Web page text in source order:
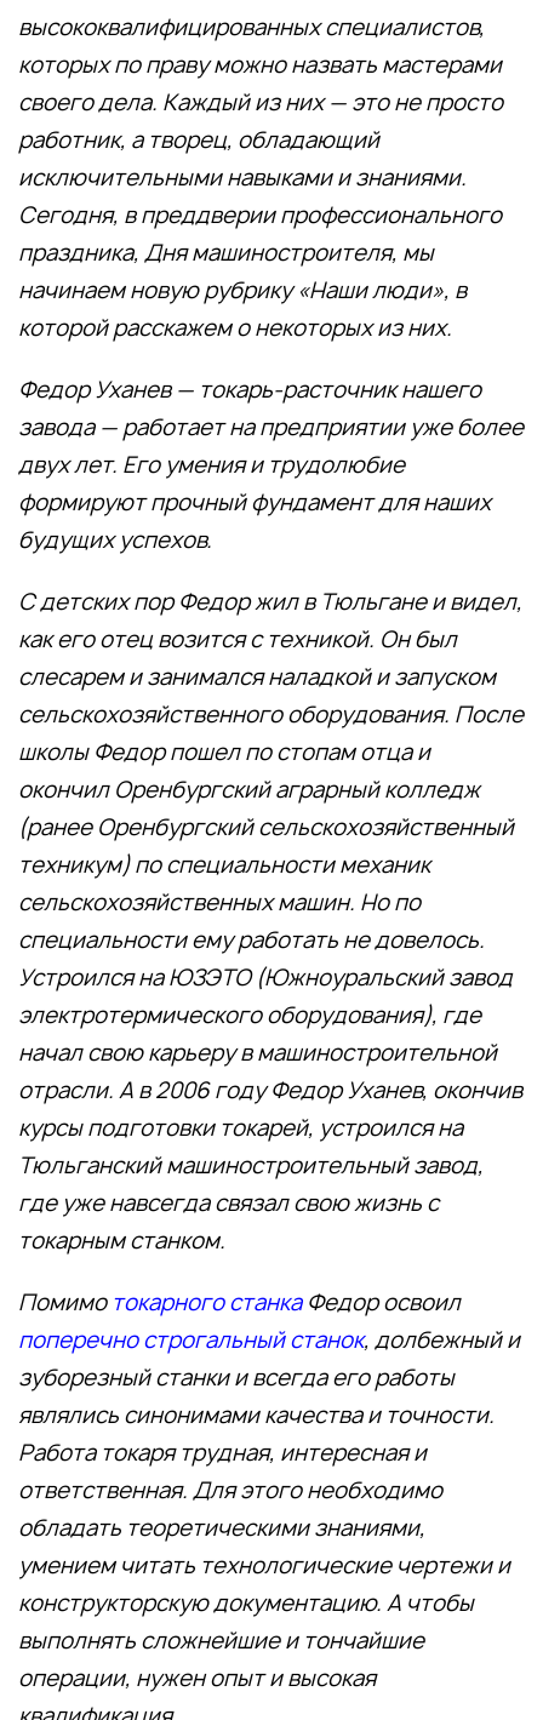
высококвалифицированных специалистов,
которых по праву можно назвать мастерами
своего дела. Каждый из них — это не просто
работник, а творец, обладающий
исключительными навыками и знаниями.
Сегодня, в преддверии профессионального
праздника, Дня машиностроителя, мы
начинаем новую рубрику «Наши люди», в
которой расскажем о некоторых из них.
Федор Уханев — токарь-расточник нашего
завода — работает на предприятии уже более
двух лет. Его умения и трудолюбие
формируют прочный фундамент для наших
будущих успехов.
С детских пор Федор жил в Тюльгане и видел,
как его отец возится с техникой. Он был
слесарем и занимался наладкой и запуском
сельскохозяйственного оборудования. После
школы Федор пошел по стопам отца и
окончил Оренбургский аграрный колледж
(ранее Оренбургский сельскохозяйственный
техникум) по специальности механик
сельскохозяйственных машин. Но по
специальности ему работать не довелось.
Устроился на ЮЗЭТО (Южноуральский завод
электротермического оборудования), где
начал свою карьеру в машиностроительной
отрасли. А в 2006 году Федор Уханев, окончив
курсы подготовки токарей, устроился на
Тюльганский машиностроительный завод,
где уже навсегда связал свою жизнь с
токарным станком.
Помимо токарного станкаФедор освоил
поперечно строгальный станок, долбежный и
зуборезный станки и всегда его работы
являлись синонимами качества и точности.
Работа токаря трудная, интересная и
ответственная. Для этого необходимо
обладать теоретическими знаниями,
умением читать технологические чертежи и
конструкторскую документацию. А чтобы
выполнять сложнейшие и тончайшие
операции, нужен опыт и высокая